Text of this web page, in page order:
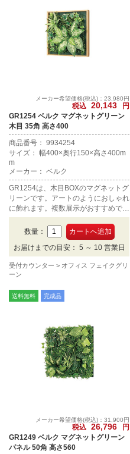
メーカー希望価格(税込)：23,980円
税込 20,143
円
GR1254 ベルク マグネットグリーン
木目 35角 高さ400
商品番号： 9934254
サイズ： 幅400×奥行150×高さ400m
m
メーカー： ベルク
GR1254は、木目BOXのマグネットグ
リーンです。アートのようにおしゃれ
に飾れます。複数展示がおすすめで
す。
数量：
お届けまでの目安： 5 ～ 10 営業日
受付カウンター
オフィス フェイクグリ
ーン
送料無料 完成品
メーカー希望価格(税込)：31,900円
税込 26,796
円
GR1249 ベルク マグネットグリーン
パネル 50角 高さ560